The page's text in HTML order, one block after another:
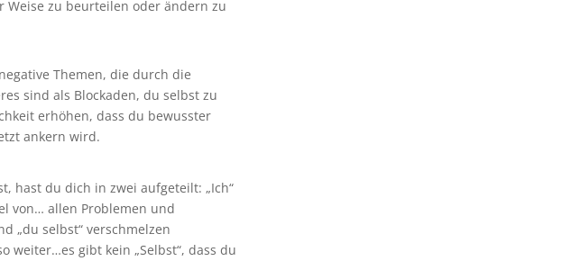
Weise zu beurteilen oder ändern zu
Themen, die durch die
sind als Blockaden, du selbst zu
erhöhen, dass du bewusster
ankern wird.
hast du dich in zwei aufgeteilt: „Ich“
von… allen Problemen und
„du selbst“ verschmelzen
gibt kein „Selbst“, dass du